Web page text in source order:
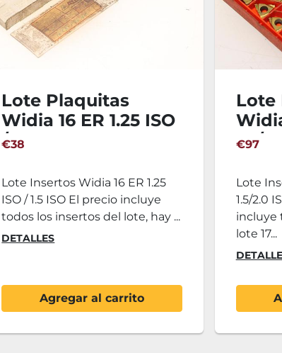
Lote Plaquitas
Widia 16 ER 1.25 ISO
/ 1.5 ISO
€38
Lote Insertos Widia 16 ER 1.25
ISO / 1.5 ISO El precio incluye
todos los insertos del lote, hay ...
DETALLES
Agregar al carrito
Lote
1.5/
€97
Lote
1.5/2.0
incluye
lote 17...